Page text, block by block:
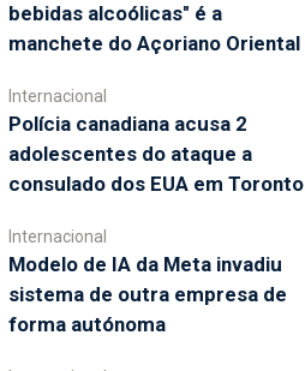
bebidas alcoólicas" é a
manchete do Açoriano Oriental
Internacional
Polícia canadiana acusa 2
adolescentes do ataque a
consulado dos EUA em Toronto
Internacional
Modelo de IA da Meta invadiu
sistema de outra empresa de
forma autónoma